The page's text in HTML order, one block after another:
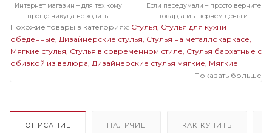
Интернет магазин – для тех кому
проще никуда не ходить.
Если передумали – просто верните
товар, а мы вернем деньги.
Похожие товары в категориях: Стулья Стулья для кухни
обеденные Дизайнерские стулья Стулья на металлокаркасе
Мягкие стулья Стулья в современном стиле Стулья бархатные с
обивкой из велюра Дизайнерские стулья мягкие Мягкие
Темные стулья на металлокаркасе
стулья велюровые бархатные
Показать больше
ОПИСАНИЕ НАЛИЧИЕ КАК КУПИТЬ